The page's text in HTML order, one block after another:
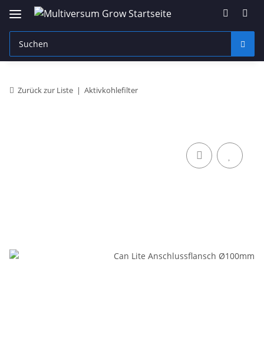
Zurück zur Liste Aktivkohlefilter